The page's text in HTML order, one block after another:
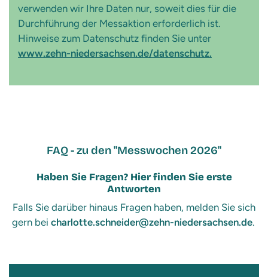
verwenden wir Ihre Daten nur, soweit dies für die
Durchführung der Messaktion erforderlich ist.
Hinweise zum Datenschutz finden Sie unter
www.zehn-niedersachsen.de/datenschutz.
FAQ - zu den "Messwochen 2026"
Haben Sie Fragen? Hier finden Sie erste
Antworten
Falls Sie darüber hinaus Fragen haben, melden Sie sich
gern bei charlotte.schneider@zehn-niedersachsen.de.